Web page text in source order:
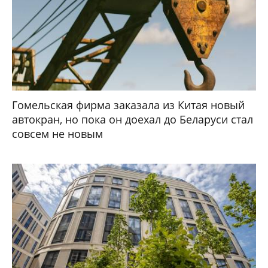
Гомельская фирма заказала из Китая новый
автокран, но пока он доехал до Беларуси стал
совсем не новым